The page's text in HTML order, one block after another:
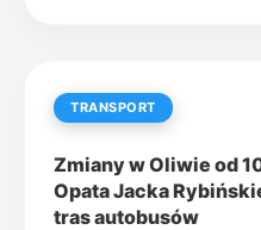
TRANSPORT
Zmiany w Oliwie od
Opata Jacka
tras autobusów